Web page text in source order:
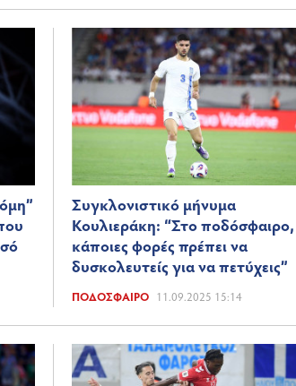
Συγκλονιστικό μήνυμα
Κουλιεράκη: “Στο ποδόσφαιρο,
κάποιες φορές πρέπει να
δυσκολευτείς για να πετύχεις”
ΠΟΔΌΣΦΑΙΡΟ 11.09.2025 15:14